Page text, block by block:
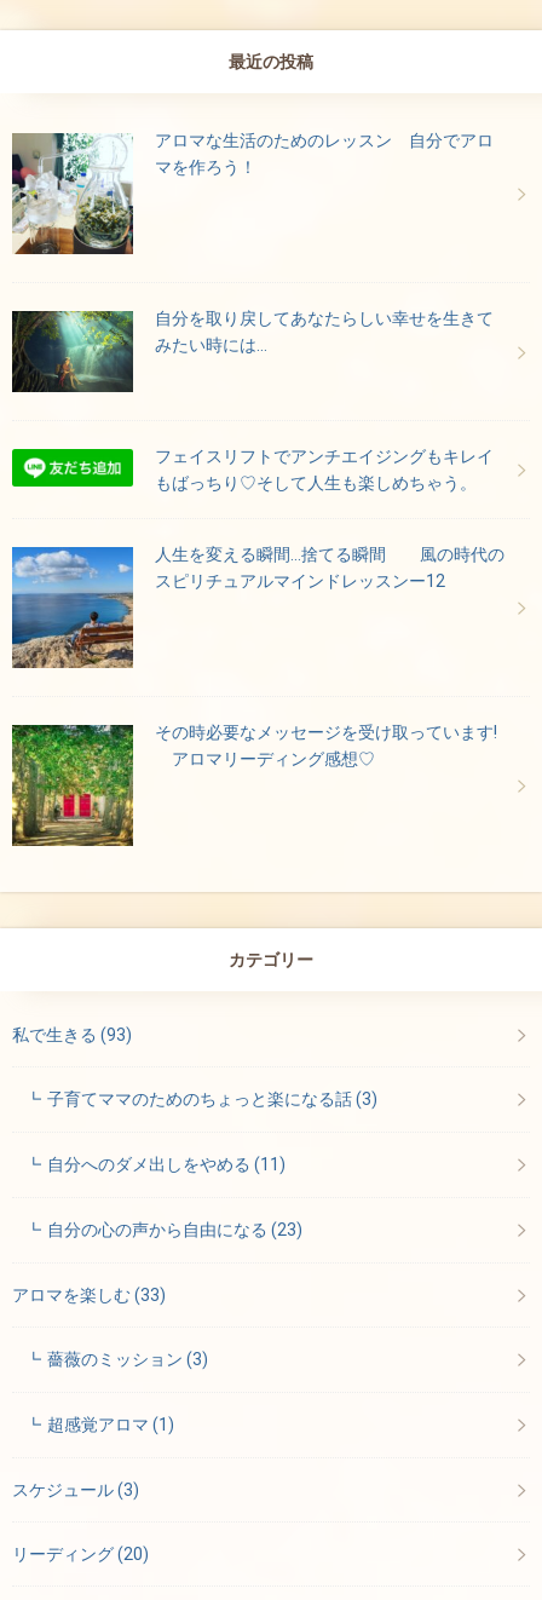
最近の投稿
アロマな生活のためのレッスン 自分でアロ
マを作ろう！
自分を取り戻してあなたらしい幸せを生きて
みたい時には…
フェイスリフトでアンチエイジングもキレイ
もばっちり♡そして人生も楽しめちゃう。
人生を変える瞬間…捨てる瞬間 風の時代の
スピリチュアルマインドレッスンー12
その時必要なメッセージを受け取っています!
アロマリーディング感想♡
カテゴリー
私で生きる (93)
子育てママのためのちょっと楽になる話(3)
自分へのダメ出しをやめる(11)
自分の心の声から自由になる(23)
アロマを楽しむ(33)
薔薇のミッション(3)
超感覚アロマ(1)
スケジュール(3)
リーディング(20)